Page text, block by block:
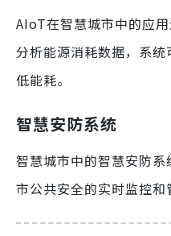
AIoT在智慧城市中的应
分析能源消耗数据，系
低能耗。
智慧安防系统
智慧城市中的智慧安防
市公共安全的实时监控和